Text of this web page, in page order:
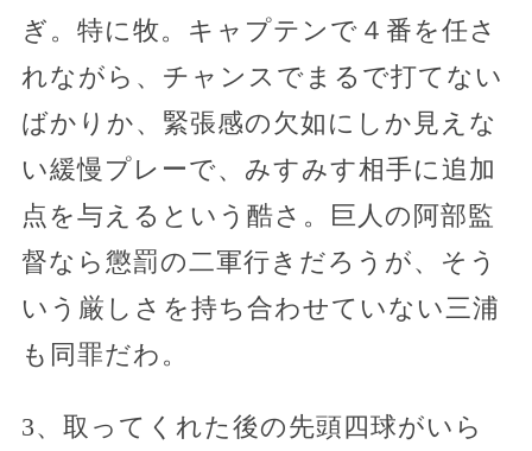
ぎ。特に牧。キャプテンで４番を任さ
れながら、チャンスでまるで打てない
ばかりか、緊張感の欠如にしか見えな
い緩慢プレーで、みすみす相手に追加
点を与えるという酷さ。巨人の阿部監
督なら懲罰の二軍行きだろうが、そう
いう厳しさを持ち合わせていない三浦
も同罪だわ。
3、取ってくれた後の先頭四球がいら